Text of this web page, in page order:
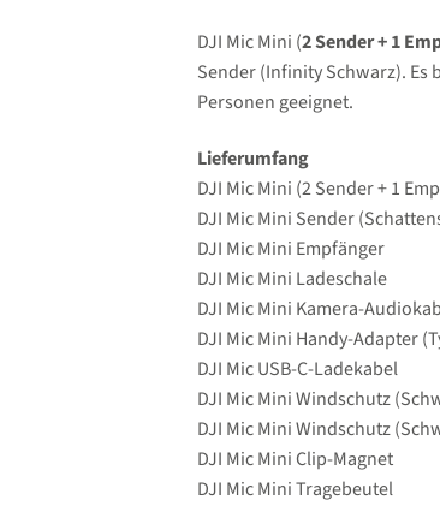
DJI Mic Mini (2 Sender + 1
Sender (Infinity Schwarz).
Personen geeignet.
Lieferumfang
DJI Mic Mini (2 Sender + 1
DJI Mic Mini Sender
DJI Mic Mini Empfänger
DJI Mic Mini Ladeschale
DJI Mic Mini Kamera-
DJI Mic Mini Handy-Adapter
DJI Mic USB-C-Ladekabel
DJI Mic Mini Windschutz
DJI Mic Mini Windschutz
DJI Mic Mini Clip-Magnet
DJI Mic Mini Tragebeutel